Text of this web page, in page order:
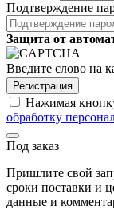
Подтверждение
Защита от
Введите слово на
Регистрация
Нажимая
обработку
Под заказ
Пришлите свой
сроки поставки и
данные и